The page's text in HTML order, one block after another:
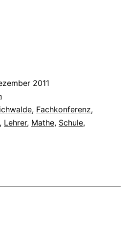
2011
, Fachkonferenz,
, Lehrer, Mathe, Schule,